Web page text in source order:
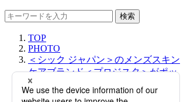
検索
TOP
PHOTO
＜シック ジャパン＞のメンズスキン
ケアブランド＜プロジスタ＞がポッ
プアップストアをオープン！【伊勢
丹新宿店】